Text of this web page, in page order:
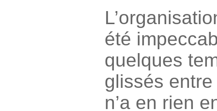
été
quelques
glissés
n’a en rien